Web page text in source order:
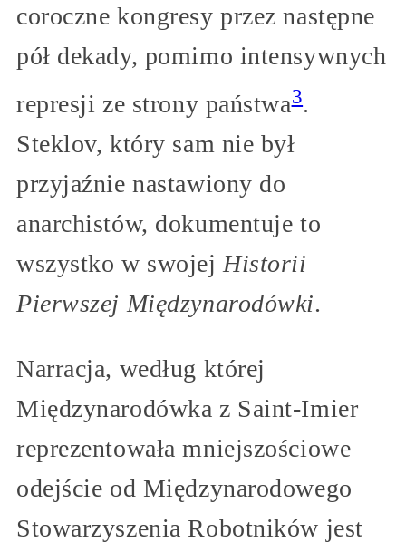
coroczne kongresy przez następne
pół dekady, pomimo intensywnych
represji ze strony państwa3.
Steklov, który sam nie był
przyjaźnie nastawiony do
anarchistów, dokumentuje to
wszystko w swojej Historii
Pierwszej Międzynarodówki.
Narracja, według której
Międzynarodówka z Saint-Imier
reprezentowała mniejszościowe
odejście od Międzynarodowego
Stowarzyszenia Robotników jest